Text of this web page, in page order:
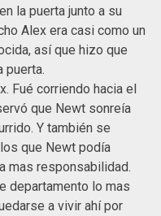
la puerta junto a su
Alex era casi como un
así que hizo que
puerta.
Fué corriendo hacia el
que Newt sonreía
Y también se
que Newt podía
mas responsabilidad.
departamento lo mas
a vivir ahí por